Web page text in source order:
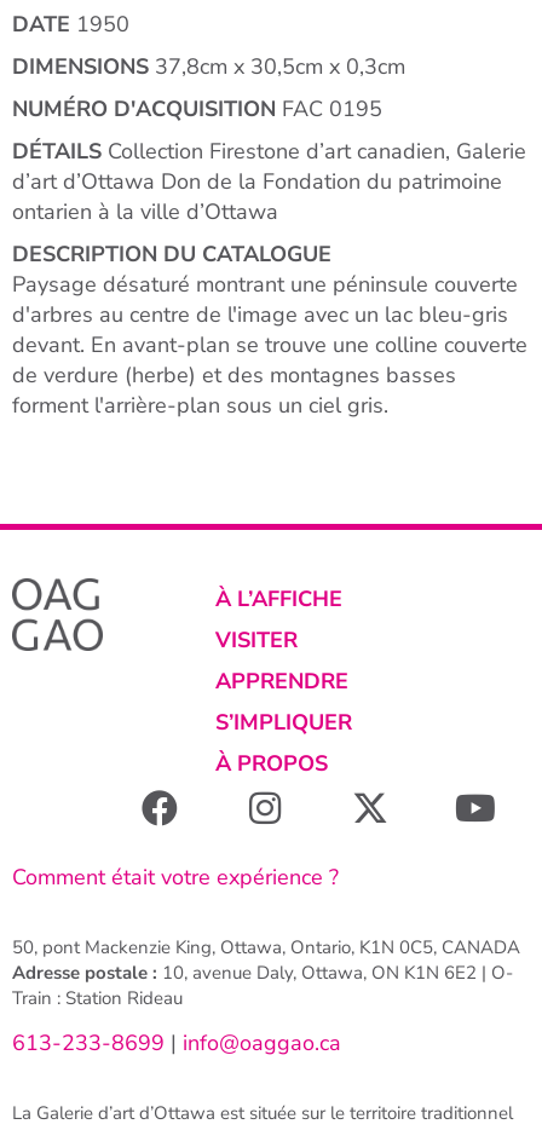
DATE 1950
DIMENSIONS 37,8cm x 30,5cm x 0,3cm
NUMÉRO D'ACQUISITION FAC 0195
DÉTAILS Collection Firestone d’art canadien, Galerie
d’art d’Ottawa Don de la Fondation du patrimoine
ontarien à la ville d’Ottawa
DESCRIPTION DU CATALOGUE
Paysage désaturé montrant une péninsule couverte
d'arbres au centre de l'image avec un lac bleu-gris
devant. En avant-plan se trouve une colline couverte
de verdure (herbe) et des montagnes basses
forment l'arrière-plan sous un ciel gris.
À L’AFFICHE
VISITER
APPRENDRE
S’IMPLIQUER
À PROPOS
Comment était votre expérience ?
50, pont Mackenzie King, Ottawa, Ontario, K1N 0C5, CANADA
Adresse postale : 10, avenue Daly, Ottawa, ON K1N 6E2 | O-
Train : Station Rideau
613-233-8699 | info@oaggao.ca
La Galerie d’art d’Ottawa est située sur le territoire traditionnel